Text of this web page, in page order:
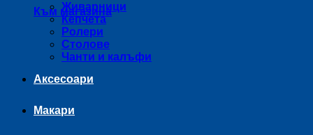
Към магазина
Живарници
Кепчета
Ролери
Столове
Чанти и калъфи
Аксесоари
Макари